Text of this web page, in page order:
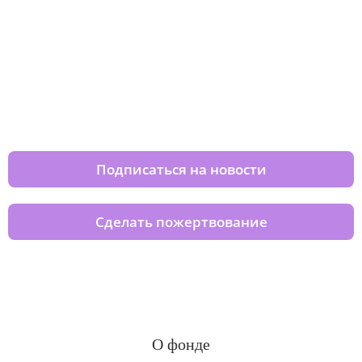
Подписаться на новости
Сделать пожертвование
О фонде